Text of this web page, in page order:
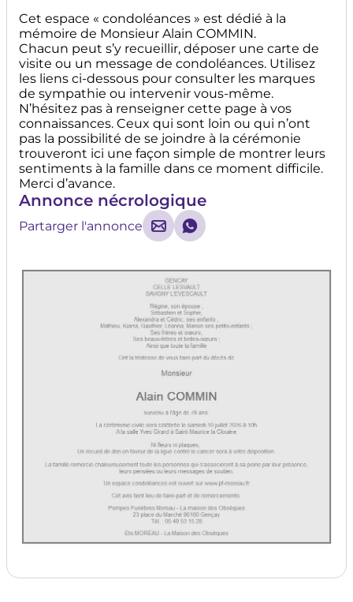
Cet espace « condoléances » est dédié à la
mémoire de Monsieur Alain COMMIN.
Chacun peut s’y recueillir, déposer une carte de
visite ou un message de condoléances. Utilisez
les liens ci-dessous pour consulter les marques
de sympathie ou intervenir vous-même.
N’hésitez pas à renseigner cette page à vos
connaissances. Ceux qui sont loin ou qui n’ont
pas la possibilité de se joindre à la cérémonie
trouveront ici une façon simple de montrer leurs
sentiments à la famille dans ce moment difficile.
Merci d’avance.
Annonce nécrologique
Partarger l'annonce